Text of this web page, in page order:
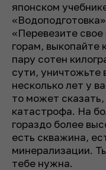
японском
«Перевезите
горам, выкопайте
пару сотен
сути, уничтожьте
несколько лет у
то может сказать,
катастрофа. На
гораздо более
есть скважина,
минерализации.
тебе нужна.